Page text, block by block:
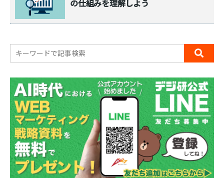
の仕組みを理解しよう